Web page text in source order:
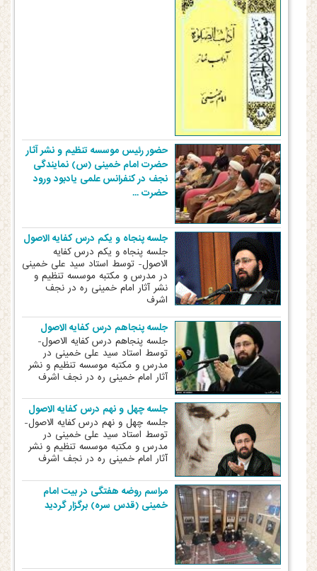
حضور رئیس موسسه تنظیم و نشر آثار
حضرت امام خمینی (س) نمایندگی
نجف در کنفرانس علمی یادبود ورود
حضرت ...
جلسه پنجاه و یکم درس کفایه الاصول
جلسه پنجاه و یکم درس کفایه
الاصول- توسط استاد سید علی خمینی
در مدرس و مکتبه موسسه تنظیم و
نشر آثار امام خمینی ره در نجف
اشرف
جلسه پنجاهم درس کفایه الاصول
جلسه پنجاهم درس کفایه الاصول-
توسط استاد سید علی خمینی در
مدرس و مکتبه موسسه تنظیم و نشر
آثار امام خمینی ره در نجف اشرف
جلسه چهل و نهم درس کفایه الاصول
جلسه چهل و نهم درس کفایه الاصول-
توسط استاد سید علی خمینی در
مدرس و مکتبه موسسه تنظیم و نشر
آثار امام خمینی ره در نجف اشرف
مراسم روضه هفتگی در بیت امام
خمینی (قدس سره) برگزار گردید